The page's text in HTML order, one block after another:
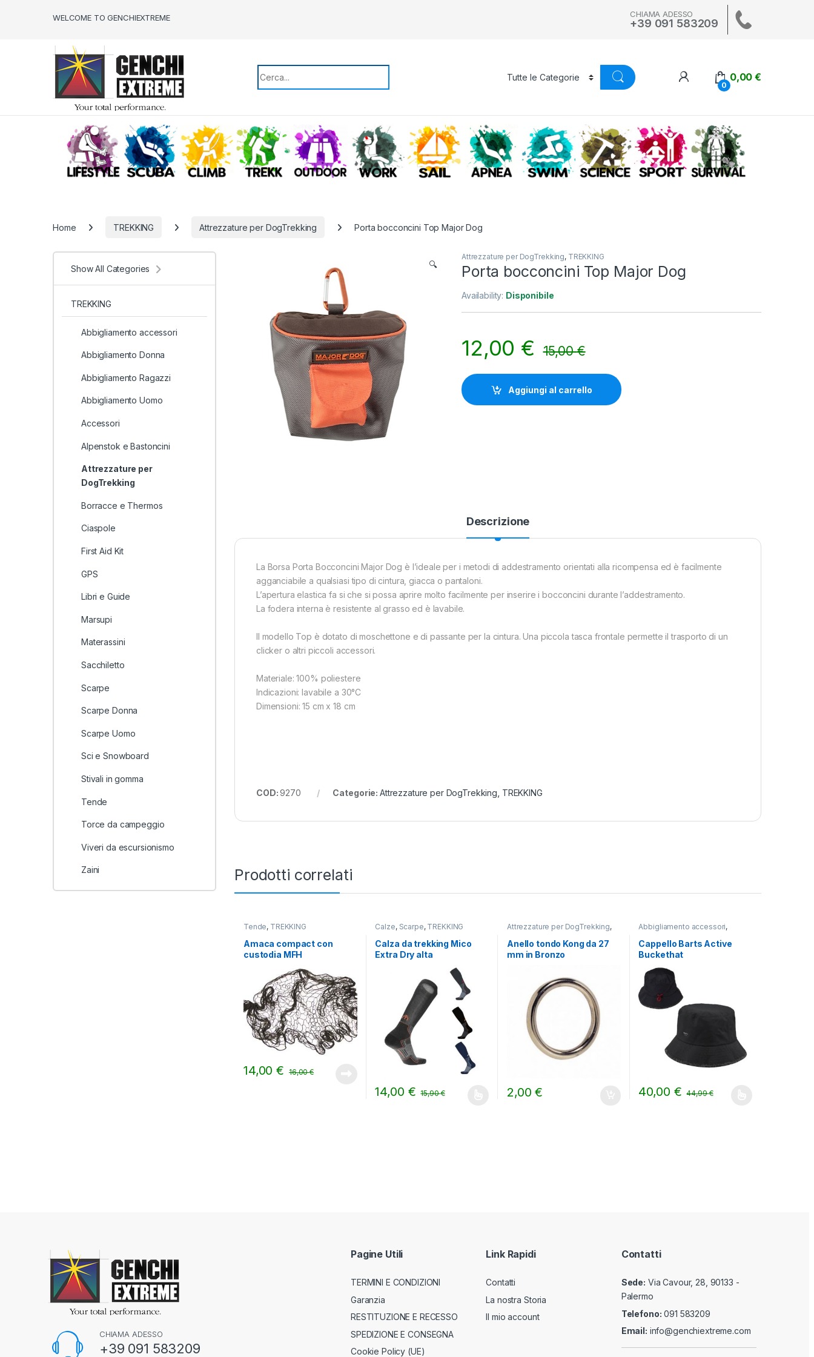
WELCOME TO GENCHIEXTREME CHIAMA ADESSO
+39 091 583209
Search for:
0
0,00€
LIFESTYLE SCUBA CLIMB TREKKING OUTDOOR WORK SAIL APNEA SWIM SCIENCE ALTRI SPORT
Home TREKKING Attrezzature per DogTrekking Porta bocconcini Top Major Dog
🔍
Attrezzature per DogTrekking, TREKKING
Porta bocconcini Top Major Dog
Availability: Disponibile
12,00 € 15,00€
Aggiungi al carrello
Descrizione
La Borsa Porta Bocconcini Major Dog è l’ideale per i metodi di addestramento orientati alla ricompensa ed è facilmente
agganciabile a qualsiasi tipo di cintura, giacca o pantaloni.
L’apertura elastica fa si che si possa aprire molto facilmente per inserire i bocconcini durante l’addestramento.
La fodera interna è resistente al grasso ed è lavabile.
Il modello Top è dotato di moschettone e di passante per la cintura. Una piccola tasca frontale permette il trasporto di un
clicker o altri piccoli accessori.
Materiale: 100% poliestere
Indicazioni: lavabile a 30°C
Dimensioni: 15 cm x 18 cm
COD:9270 Categorie: Attrezzature per DogTrekking, TREKKING
Prodotti correlati
Tende, TREKKING
Amaca compact con
custodia MFH
14,00€ 16,00€
Calze, Scarpe, TREKKING
Calza da trekking Mico
Extra Dry alta
14,00 € 15,90€
Questo prodotto ha più varianti. Le opzioni possono essere scelte nella pagina del prodotto
Attrezzature per DogTrekking,
Anello tondo Kong da 27
mm in Bronzo
2,00€
Abbigliamento accessori,
TREKKING
Cappello Barts Active
Buckethat
40,00 € 44,99€
Show All Categories
TREKKING
Abbigliamento accessori
Abbigliamento Donna
Abbigliamento Ragazzi
Abbigliamento Uomo
Accessori
Alpenstok e Bastoncini
Attrezzature per
DogTrekking
Borracce e Thermos
Ciaspole
First Aid Kit
GPS
Libri e Guide
Marsupi
Materassini
Sacchiletto
Scarpe
Scarpe Donna
Scarpe Uomo
Sci e Snowboard
Stivali in gomma
Tende
Torce da campeggio
Viveri da escursionismo
Zaini
CHIAMA ADESSO
+39 091 583209
Pagine Utili
TERMINI E CONDIZIONI
Garanzia
RESTITUZIONE E RECESSO
SPEDIZIONE E CONSEGNA
Cookie Policy (UE)
Link Rapidi
Contatti
La nostra Storia
Il mio account
Contatti
Sede: Via Cavour, 28, 90133 -
Palermo
Telefono: 091 583209
Email: info@genchiextreme.com